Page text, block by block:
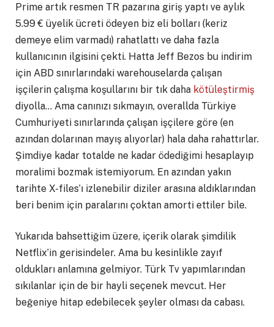
Prime artık resmen TR pazarına giriş yaptı ve aylık
5.99 € üyelik ücreti ödeyen biz eli bolları (keriz
demeye elim varmadı) rahatlattı ve daha fazla
kullanıcının ilgisini çekti. Hatta Jeff Bezos bu indirim
için ABD sınırlarındaki warehouselarda çalışan
işçilerin çalışma koşullarını bir tık daha kötüleştirmiş
diyolla… Ama canınızı sıkmayın, overallda Türkiye
Cumhuriyeti sınırlarında çalışan işçilere göre (en
azından dolarınan mayış alıyorlar) hala daha rahattırlar.
Şimdiye kadar totalde ne kadar ödediğimi hesaplayıp
moralimi bozmak istemiyorum. En azından yakın
tarihte X-files’ı izlenebilir diziler arasına aldıklarından
beri benim için paralarını çoktan amorti ettiler bile.
Yukarıda bahsettiğim üzere, içerik olarak şimdilik
Netflix’in gerisindeler. Ama bu kesinlikle zayıf
oldukları anlamına gelmiyor. Türk Tv yapımlarından
sıkılanlar için de bir hayli seçenek mevcut. Her
beğeniye hitap edebilecek şeyler olması da cabası.